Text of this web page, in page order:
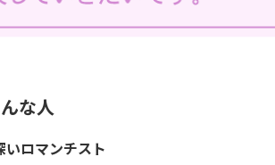
な人
ロマンチスト